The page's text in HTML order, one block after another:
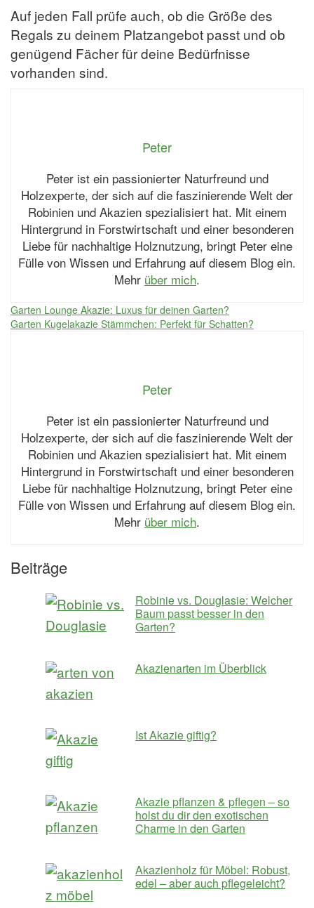
Auf jeden Fall prüfe auch, ob die Größe des
Regals zu deinem Platzangebot passt und ob
genügend Fächer für deine Bedürfnisse
vorhanden sind.
Peter
Peter ist ein passionierter Naturfreund und
Holzexperte, der sich auf die faszinierende Welt der
Robinien und Akazien spezialisiert hat. Mit einem
Hintergrund in Forstwirtschaft und einer besonderen
Liebe für nachhaltige Holznutzung, bringt Peter eine
Fülle von Wissen und Erfahrung auf diesem Blog ein.
Mehr über mich.
Beitragsnavigation
Garten Lounge Akazie: Luxus für deinen Garten?
Garten Kugelakazie Stämmchen: Perfekt für Schatten?
Peter
Peter ist ein passionierter Naturfreund und
Holzexperte, der sich auf die faszinierende Welt der
Robinien und Akazien spezialisiert hat. Mit einem
Hintergrund in Forstwirtschaft und einer besonderen
Liebe für nachhaltige Holznutzung, bringt Peter eine
Fülle von Wissen und Erfahrung auf diesem Blog ein.
Mehr über mich.
Beiträge
Robinie vs. Douglasie: Welcher
Baum passt besser in den
Garten?
Akazienarten im Überblick
Ist Akazie giftig?
Akazie pflanzen & pflegen – so
holst du dir den exotischen
Charme in den Garten
Akazienholz für Möbel: Robust,
edel – aber auch pflegeleicht?